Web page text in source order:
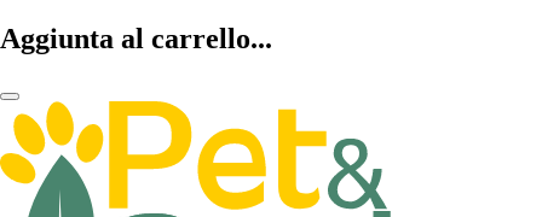
Aggiunta al carrello...